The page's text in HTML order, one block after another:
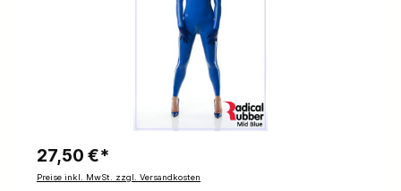
27,50 €*
Preise inkl. MwSt. zzgl. Versandkosten